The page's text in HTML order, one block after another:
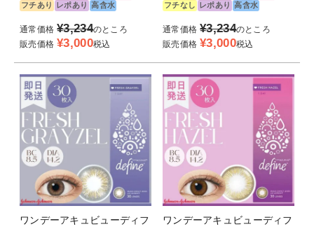
フチあり
レポあり 高含水
通常価格 ¥3,234のところ
販売価格 ¥3,000税込
フチなし
レポあり 高含水
通常価格 ¥3,234のところ
販売価格 ¥3,000税込
ワンデーアキュビューディフ
ワンデーアキュビューディフ